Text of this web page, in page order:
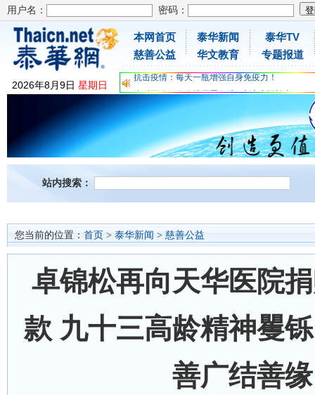
用户名： 密码：
2026年8月9日 星期日
本网首页
慈善公益
泰华新闻
华文教育
泰华TV
专题报道
为时不晚，人体胶原蛋白维C应该这样补充
关爱儿童健康，免费领取日本原装尤妮佳超立体
抗击疫情：每天一瓶增强自身免疫力！
为时不晚，人体胶原蛋白维C应该这样补充
关爱儿童健康，免费领取日本原装尤妮佳超立体
站内搜索：
您当前的位置： 首页 > 泰华新闻 > 慈善公益
卓锦松再向天华医院
款 九十三高龄精神矍
善广结善缘